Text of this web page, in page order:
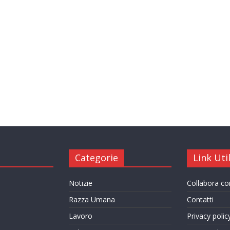
Categorie
Notizie
Razza Umana
Lavoro
Link
Collabora
Contatti
Privacy